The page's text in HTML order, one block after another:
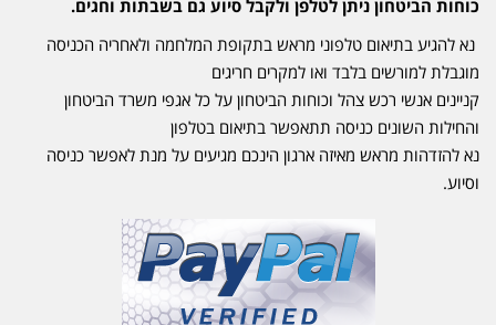
כוחות הביטחון ניתן לטלפן ולקבל סיוע גם בשבתות וחגים.
נא להגיע בתיאום טלפוני מראש בתקופת המלחמה ולאחריה הכניסה
מוגבלת למורשים בלבד ואו למקרים חריגים
קניינים אנשי רכש צהל וכוחות הביטחון על כל אגפי משרד הביטחון
והחילות השונים כניסה תתאפשר בתיאום בטלפון
נא להזדהות מראש מאיזה ארגון הינכם מגיעים על מנת לאפשר כניסה
וסיוע.